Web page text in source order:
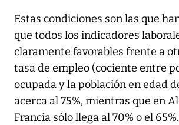
Estas condiciones son las que
que todos los indicadores
claramente favorables frente a
tasa de empleo (cociente entre
ocupada y la población en edad
acerca al 75%, mientras que en
Francia sólo llega al 70% o el